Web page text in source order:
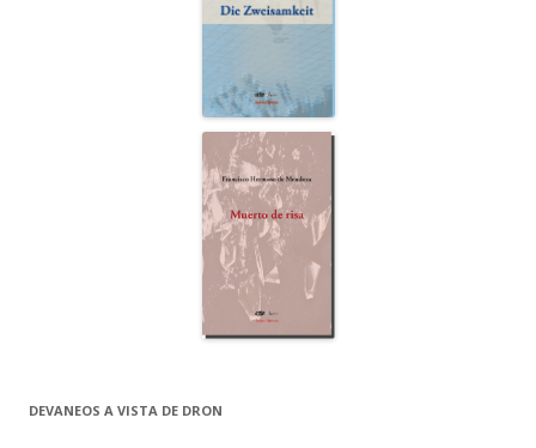
DEVANEOS A VISTA DE DRON